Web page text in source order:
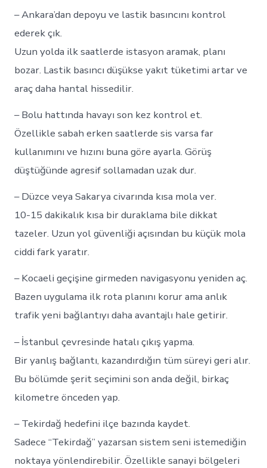
– Ankara’dan depoyu ve lastik basıncını kontrol
ederek çık.
Uzun yolda ilk saatlerde istasyon aramak, planı
bozar. Lastik basıncı düşükse yakıt tüketimi artar ve
araç daha hantal hissedilir.
– Bolu hattında havayı son kez kontrol et.
Özellikle sabah erken saatlerde sis varsa far
kullanımını ve hızını buna göre ayarla. Görüş
düştüğünde agresif sollamadan uzak dur.
– Düzce veya Sakarya civarında kısa mola ver.
10-15 dakikalık kısa bir duraklama bile dikkat
tazeler. Uzun yol güvenliği açısından bu küçük mola
ciddi fark yaratır.
– Kocaeli geçişine girmeden navigasyonu yeniden aç.
Bazen uygulama ilk rota planını korur ama anlık
trafik yeni bağlantıyı daha avantajlı hale getirir.
– İstanbul çevresinde hatalı çıkış yapma.
Bir yanlış bağlantı, kazandırdığın tüm süreyi geri alır.
Bu bölümde şerit seçimini son anda değil, birkaç
kilometre önceden yap.
– Tekirdağ hedefini ilçe bazında kaydet.
Sadece “Tekirdağ” yazarsan sistem seni istemediğin
noktaya yönlendirebilir. Özellikle sanayi bölgeleri